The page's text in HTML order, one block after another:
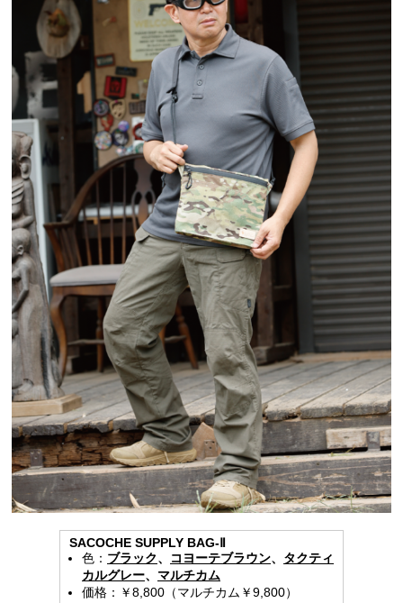
SACOCHE SUPPLY BAG-Ⅱ
色： ブラック、 コヨーテブラウン、 タクティ
カルグレー、 マルチカム
価格：￥8,800（マルチカム￥9,800）